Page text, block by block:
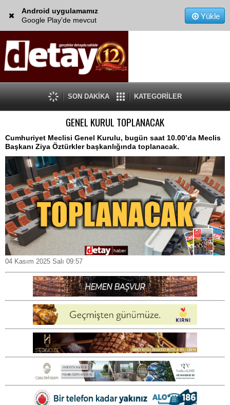
Android uygulamamız
Google Play'de mevcut
Yükle
SON DAKİKA KATEGORİLER
GENEL KURUL TOPLANACAK
Cumhuriyet Meclisi Genel Kurulu, bugün saat 10.00’da Meclis
Başkanı Ziya Öztürkler başkanlığında toplanacak.
04 Kasım 2025 Salı 09:57